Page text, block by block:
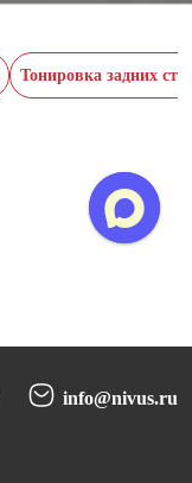
Тонировка задних
info@nivus.ru